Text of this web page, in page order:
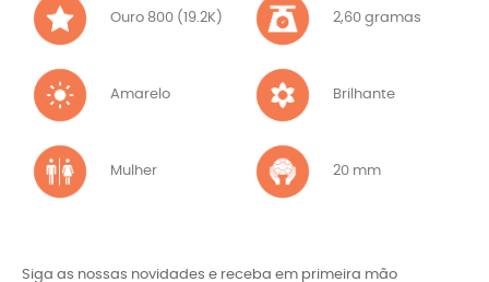
Ouro 800 (19.2K) 2,60 gramas
Amarelo Brilhante
Mulher 20 mm
Siga as nossas novidades e receba em primeira mão